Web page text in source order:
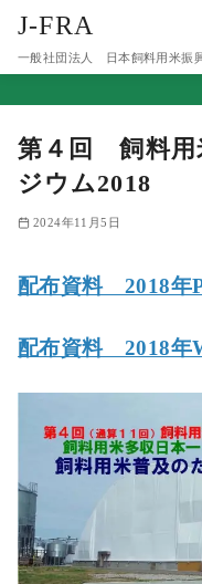
J-FRA
一般社団法人 日本飼料用米振
第４回 飼料用
ジウム2018
2024年11月5日
配布資料 2018年
配布資料 2018年